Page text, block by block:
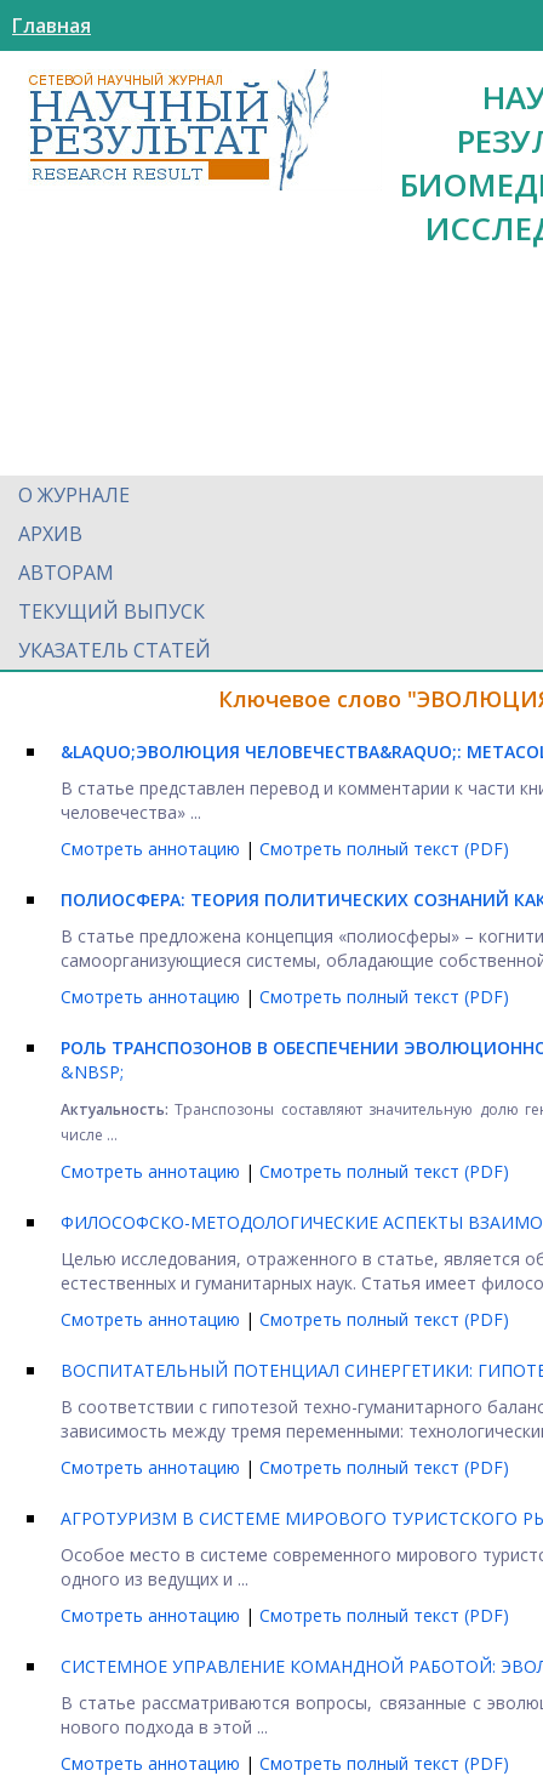
Главная
О ЖУРНАЛЕ
АРХИВ
АВТОРАМ
ТЕКУЩИЙ ВЫПУСК
УКАЗАТЕЛЬ СТАТЕЙ
Ключевое слово
&LAQUO;ЭВОЛЮЦИЯ ЧЕЛОВЕЧЕСТВА&RAQUO;:
В статье представлен перевод и комментарии к части
человечества» ...
Смотреть аннотацию | Смотреть полный текст (PDF)
ПОЛИОСФЕРА: ТЕОРИЯ ПОЛИТИЧЕСКИХ СОЗНАНИЙ
В статье предложена концепция «полиосферы» –
самоорганизующиеся системы, обладающие
Смотреть аннотацию | Смотреть полный текст (PDF)
РОЛЬ ТРАНСПОЗОНОВ В ОБЕСПЕЧЕНИИ
&NBSP;
Актуальность: Транспозоны составляют значительную долю
числе ...
Смотреть аннотацию | Смотреть полный текст (PDF)
ФИЛОСОФСКО-МЕТОДОЛОГИЧЕСКИЕ АСПЕКТЫ
Целью исследования, отраженного в статье, является
естественных и гуманитарных наук. Статья имеет
Смотреть аннотацию | Смотреть полный текст (PDF)
ВОСПИТАТЕЛЬНЫЙ ПОТЕНЦИАЛ СИНЕРГЕТИКИ:
В соответствии с гипотезой техно-гуманитарного
зависимость между тремя переменными:
Смотреть аннотацию | Смотреть полный текст (PDF)
АГРОТУРИЗМ В СИСТЕМЕ МИРОВОГО ТУРИСТСКОГО
Особое место в системе современного мирового
одного из ведущих и ...
Смотреть аннотацию | Смотреть полный текст (PDF)
СИСТЕМНОЕ УПРАВЛЕНИЕ КОМАНДНОЙ РАБОТОЙ:
В статье рассматриваются вопросы, связанные с
нового подхода в этой ...
Смотреть аннотацию | Смотреть полный текст (PDF)